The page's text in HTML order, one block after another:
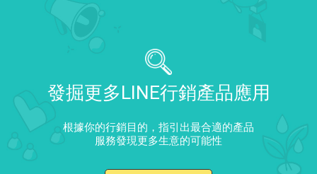
發掘更多LINE行銷產品應用
根據你的行銷目的，指引出最合適的產品
服務發現更多生意的可能性